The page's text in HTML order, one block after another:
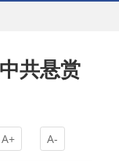
共悬赏
A+ A-